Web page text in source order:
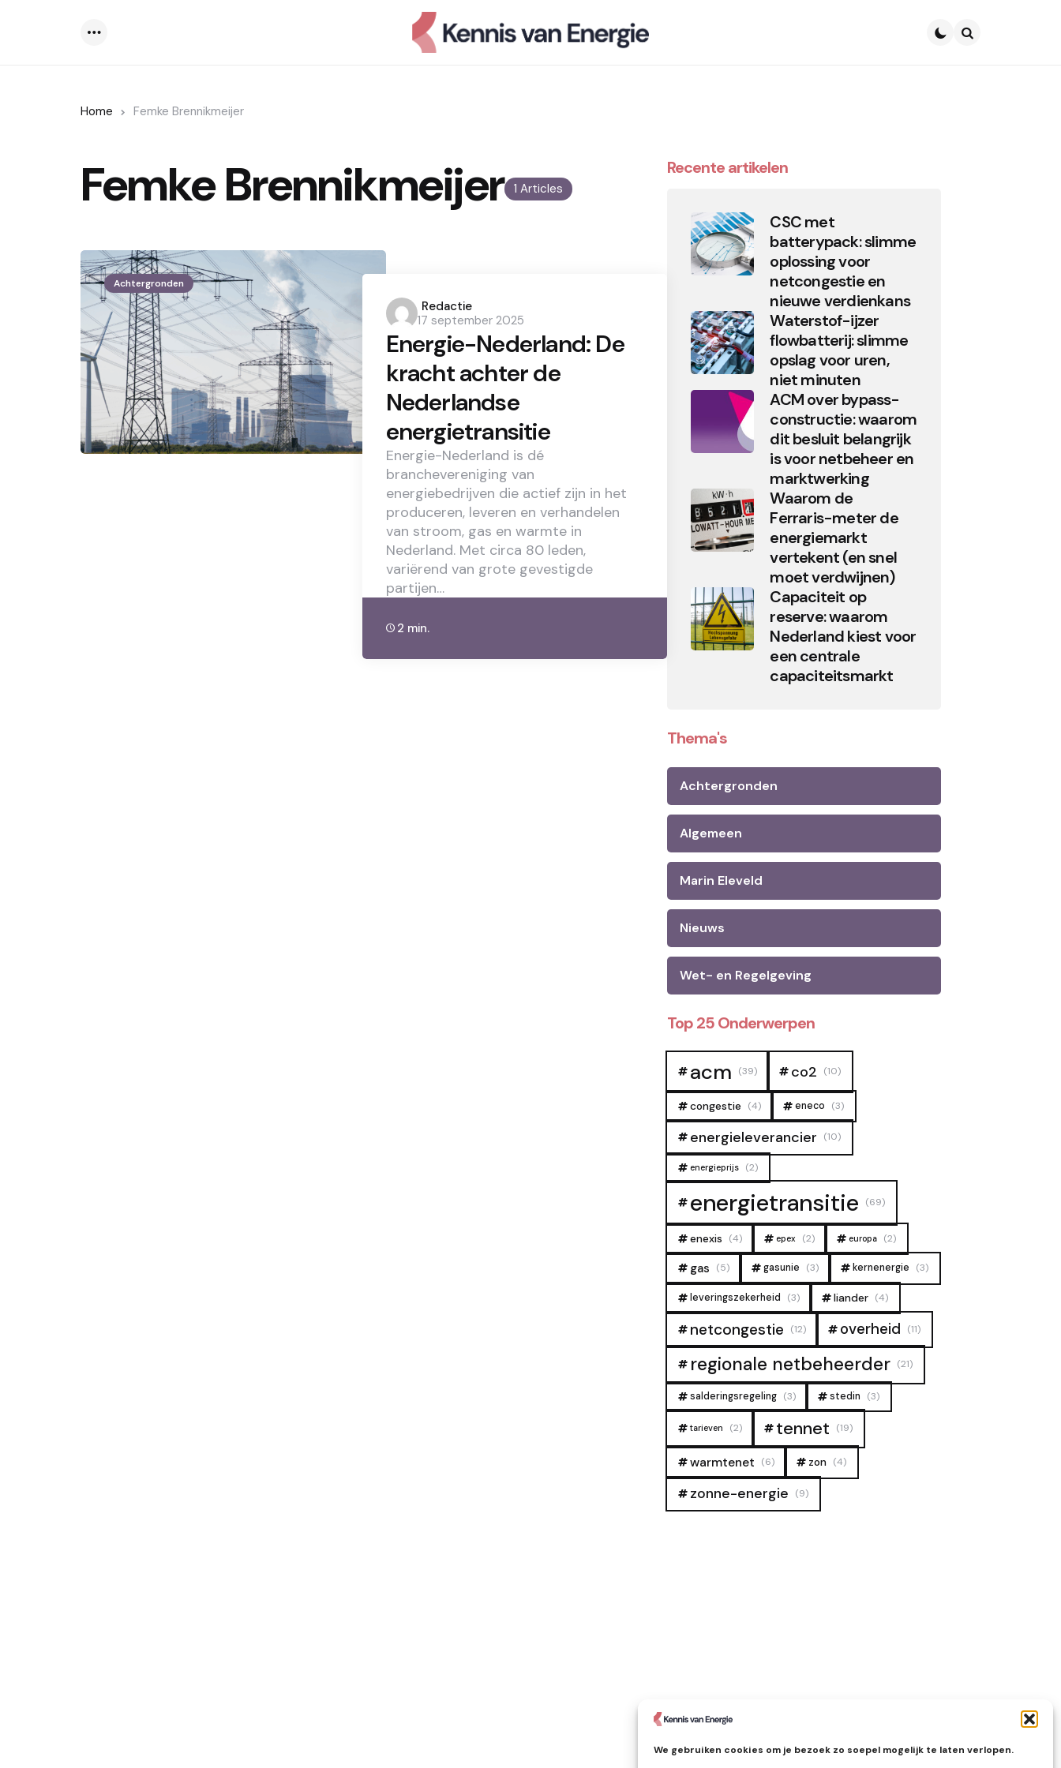
We gebruiken cookies om je bezoek zo soepel mogelijk te laten verlopen.
Home Femke Brennikmeijer
1 Articles
Femke Brennikmeijer
Achtergronden
Posted
by
Redactie
17 september 2025
Energie-Nederland: De
kracht achter de
Nederlandse
energietransitie
Energie-Nederland is dé
branchevereniging van
energiebedrijven die actief zijn in het
produceren, leveren en verhandelen
van stroom, gas en warmte in
Nederland. Met circa 80 leden,
variërend van grote gevestigde
partijen…
2 min.
Recente artikelen
CSC met
batterypack: slimme
oplossing voor
netcongestie en
nieuwe verdienkans
Waterstof-ijzer
flowbatterij: slimme
opslag voor uren,
niet minuten
ACM over bypass-
constructie: waarom
dit besluit belangrijk
is voor netbeheer en
marktwerking
Waarom de
Ferraris-meter de
energiemarkt
vertekent (en snel
moet verdwijnen)
Capaciteit op
reserve: waarom
Nederland kiest voor
een centrale
capaciteitsmarkt
Thema's
Achtergronden
Algemeen
Marin Eleveld
Nieuws
Wet- en Regelgeving
Top 25 Onderwerpen
acm (39) co2 (10)
congestie (4) eneco (3)
energieleverancier (10)
energieprijs (2)
energietransitie (69)
enexis (4) epex (2) europa (2)
gas (5) gasunie (3) kernenergie (3)
leveringszekerheid (3) liander (4)
netcongestie (12) overheid (11)
regionale netbeheerder (21)
salderingsregeling (3) stedin (3)
tarieven (2) tennet (19)
warmtenet (6) zon (4)
zonne-energie (9)